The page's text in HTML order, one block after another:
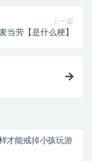
上一篇
当劳【是什么梗】
才能戒掉小孩玩游